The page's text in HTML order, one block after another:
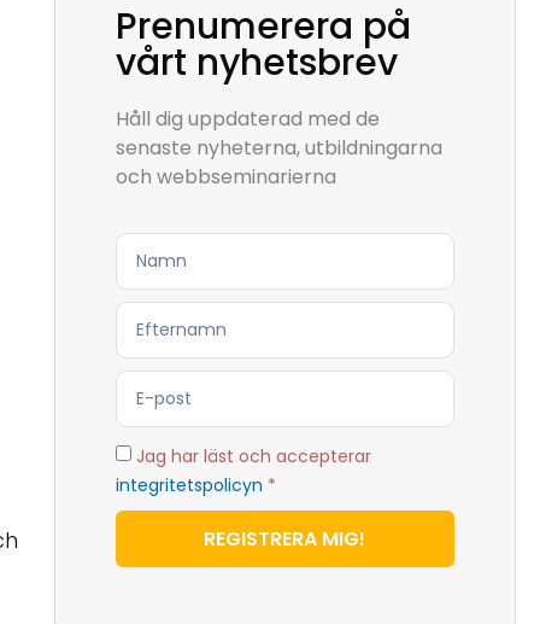
Prenumerera på
vårt nyhetsbrev
Håll dig uppdaterad med de
senaste nyheterna, utbildningarna
och webbseminarierna
Jag har läst och accepterar
integritetspolicyn *
REGISTRERA MIG!